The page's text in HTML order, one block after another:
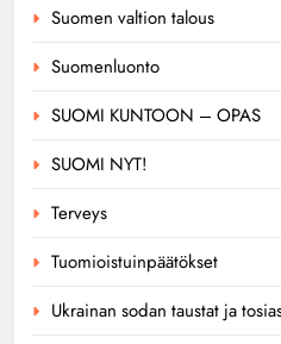
Suomen valtion talous
Suomenluonto
SUOMI KUNTOON – OPAS
SUOMI NYT!
Terveys
Tuomioistuinpäätökset
Ukrainan sodan taustat ja